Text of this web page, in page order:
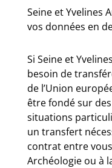
Seine et Yvelines
vos données en
Si Seine et
besoin de
de l’Union
être fondé sur
situations
un transfert
contrat entre
Archéologie ou à